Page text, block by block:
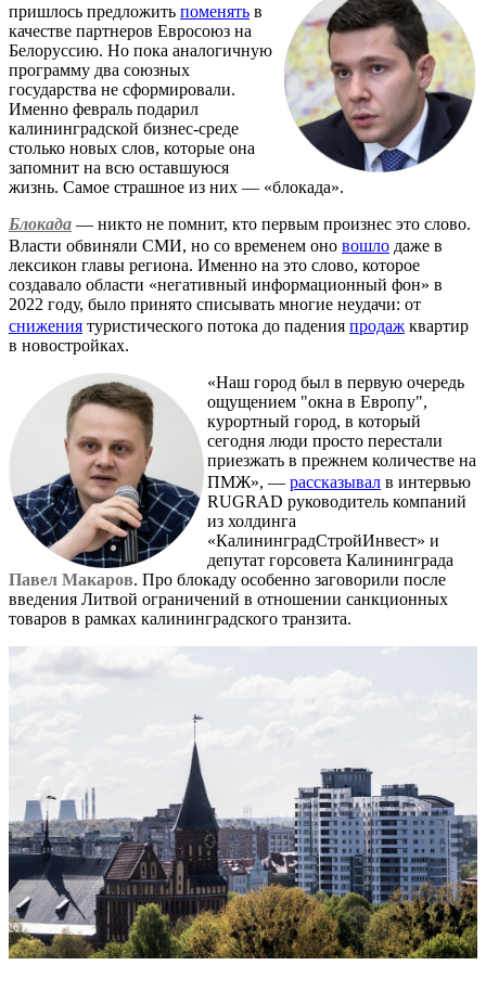
пришлось предложить поменять в
качестве партнеров Евросоюз на
Белоруссию. Но пока аналогичную
программу два союзных
государства не сформировали.
Именно февраль подарил
калининградской бизнес-среде
столько новых слов, которые она
запомнит на всю оставшуюся
жизнь. Самое страшное из них — «блокада».
Блокада — никто не помнит, кто первым произнес это слово.
Власти обвиняли СМИ, но со временем оно вошло даже в
лексикон главы региона. Именно на это слово, которое
создавало области «негативный информационный фон» в
2022 году, было принято списывать многие неудачи: от
снижения туристического потока до падения продаж квартир
в новостройках.
«Наш город был в первую очередь
ощущением "окна в Европу",
курортный город, в который
сегодня люди просто перестали
приезжать в прежнем количестве на
ПМЖ», — рассказывал в интервью
RUGRAD руководитель компаний
из холдинга
«КалининградСтройИнвест» и
депутат горсовета Калининграда
Павел Макаров. Про блокаду особенно заговорили после
введения Литвой ограничений в отношении санкционных
товаров в рамках калининградского транзита.